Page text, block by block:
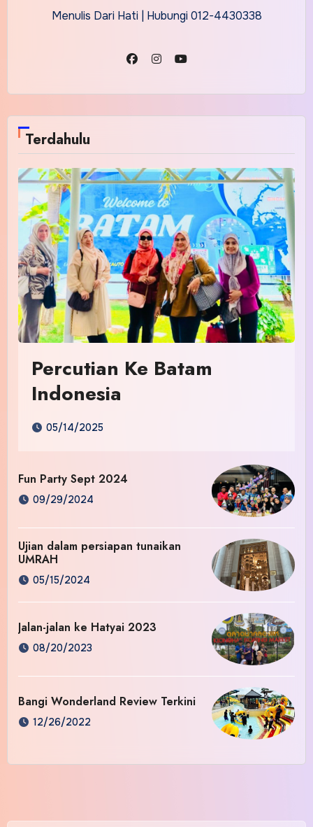
Menulis Dari Hati | Hubungi 012-4430338
Terdahulu
Percutian Ke Batam
Indonesia
05/14/2025
Fun Party Sept 2024
09/29/2024
Ujian dalam persiapan tunaikan
UMRAH
05/15/2024
Jalan-jalan ke Hatyai 2023
08/20/2023
Bangi Wonderland Review Terkini
12/26/2022